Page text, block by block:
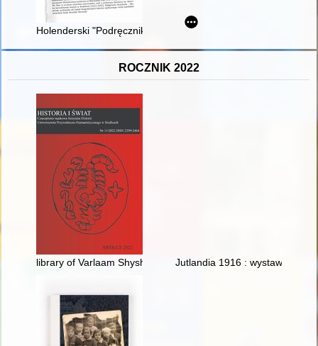
Holenderski "Podręcznik do porządkowania i opisu
ROCZNIK 2022
library of Varlaam Shyshatsky in the context of a "reading
Jutlandia 1916 : wystawa